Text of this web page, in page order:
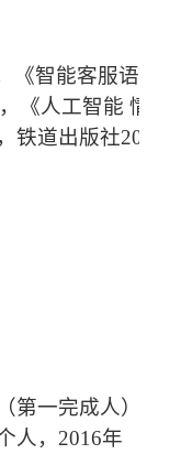
智能客服语义
《人工智能 情
铁道出版社
第一完成人），
人，2016年